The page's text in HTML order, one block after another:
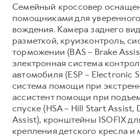
Семейный кроссовер
помощниками для
вождения. Камера заднего
разметкой, круизконтроль,
торможении (BAS – Brake
электронная система
автомобиля (ESP – Electronic
система помощи при
ассистент помощи при
спуске (HSA – Hill Start Assist,
Assist), кронштейны ISOFIX
крепления детского кресла и